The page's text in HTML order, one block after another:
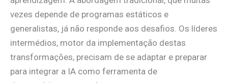
vezes depende de programas estáticos e
generalistas, já não responde aos desafios. Os líderes
intermédios, motor da implementação destas
transformações, precisam de se adaptar e preparar
para integrar a IA como ferramenta de